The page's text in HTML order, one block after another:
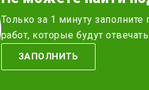
Только за 1 минуту
работ, которые будут
ЗАПОЛНИТЬ